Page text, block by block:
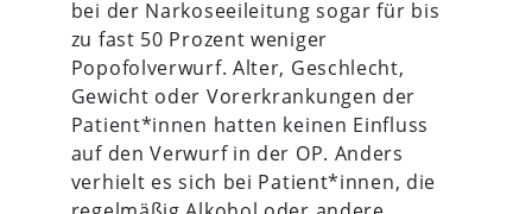
bei der Narkoseeileitung sogar für bis
zu fast 50 Prozent weniger
Popofolverwurf. Alter, Geschlecht,
Gewicht oder Vorerkrankungen der
Patient*innen hatten keinen Einfluss
auf den Verwurf in der OP. Anders
verhielt es sich bei Patient*innen, die